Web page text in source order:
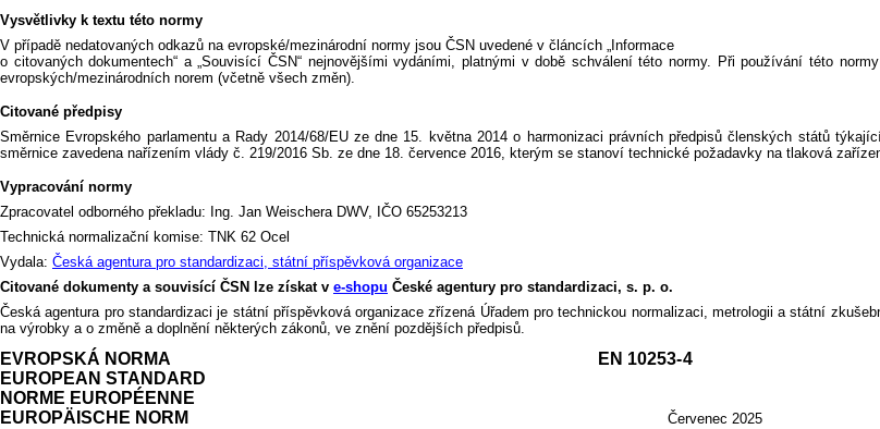
Vysvětlivky k textu této normy
V případě nedatovaných odkazů na evropské/mezinárodní normy jsou ČSN uvedené v článcích „Informace
o citovaných dokumentech“ a „Souvisící ČSN“ nejnovějšími vydáními, platnými v době schválení této normy. Při používání této
evropských/mezinárodních norem (včetně všech změn).
Citované předpisy
Směrnice Evropského parlamentu a Rady 2014/68/EU ze dne 15. května 2014 o harmonizaci právních předpisů členských států
směrnice zavedena nařízením vlády č. 219/2016 Sb. ze dne 18. července 2016, kterým se stanoví technické požadavky na tlaková
Vypracování normy
Zpracovatel odborného překladu: Ing. Jan Weischera DWV, IČO 65253213
Technická normalizační komise: TNK 62 Ocel
Vydala: Česká agentura pro standardizaci, státní příspěvková organizace
Citované dokumenty a souvisící ČSN lze získat v e-shopu České agentury pro standardizaci, s. p. o.
Česká agentura pro standardizaci je státní příspěvková organizace zřízená Úřadem pro technickou normalizaci, metrologii a státní
na výrobky a o změně a doplnění některých zákonů, ve znění pozdějších předpisů.
EVROPSKÁ NORMA EN 10253-4
EUROPEAN STANDARD
NORME EUROPÉENNE
EUROPÄISCHE NORM Červenec 2025